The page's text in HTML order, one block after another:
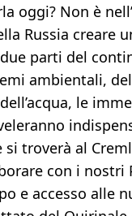
oggi? Non è
Russia creare
parti del
ambientali,
le
si troverà al
con i nostri
e accesso alle